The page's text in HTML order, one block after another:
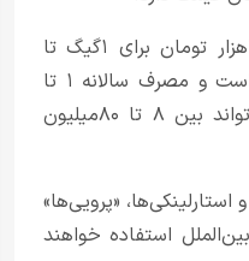
بسته‌های برخی اپراتورها از ۴۰هزار تومان برای ۱گیگ تا
۴میلیون تومان برای ۱۰۰گیگ است و مصرف سالانه ۱ تا
۲ترابایت برای استارت‌آپ‌ها می‌تواند بین ۸ تا ۸۰میلیون
«پرویی‌ها»
استفاده خواهند